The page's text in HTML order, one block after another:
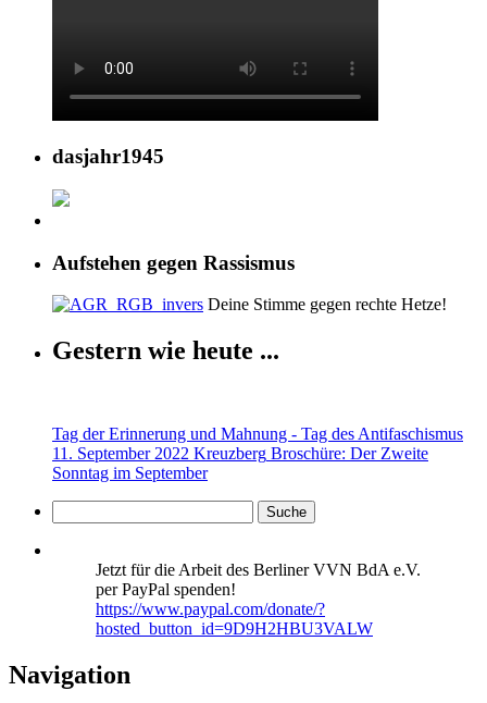
dasjahr1945
Aufstehen gegen Rassismus
Deine Stimme gegen rechte Hetze!
Gestern wie heute ...
Tag der Erinnerung und Mahnung - Tag des Antifaschismus
11. September 2022 Kreuzberg Broschüre: Der Zweite
Sonntag im September
Jetzt für die Arbeit des Berliner VVN BdA e.V.
per PayPal spenden!
https://www.paypal.com/donate/?
hosted_button_id=9D9H2HBU3VALW
Navigation